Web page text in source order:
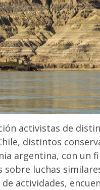
activistas de
distintos
argentina, con un
sobre luchas
actividades,